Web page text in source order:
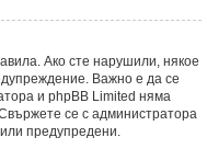
Ако сте нарушили, някое
Важно е да се
и phpBB Limited няма
се с администратора
предупредени.